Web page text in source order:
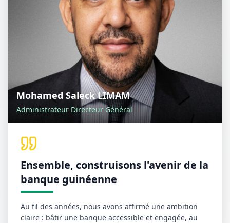
Mohamed Saleck LIMAM
Administrateur Directeur Général
Ensemble, construisons l'avenir de la
banque guinéenne
Au fil des années, nous avons affirmé une ambition
claire : bâtir une banque accessible et engagée, au